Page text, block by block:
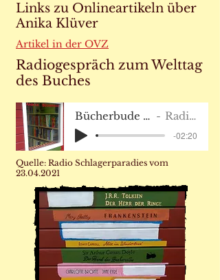
Links zu Onlineartikeln über
Anika Klüver
Artikel in der OVZ
Radiogespräch zum Welttag
des Buches
Bücherbude bei Radio Schlagerparadies.mp Radio Schlagerparadies
-02:20
Quelle: Radio Schlagerparadies vom
23.04.2021